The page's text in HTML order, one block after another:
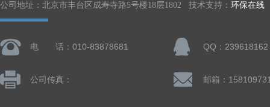
公司地址：北京市丰台区成寿寺路5号楼18层1802 技术支持： 环保在线
电 话：010-83878681 QQ：239618162
公司传真：